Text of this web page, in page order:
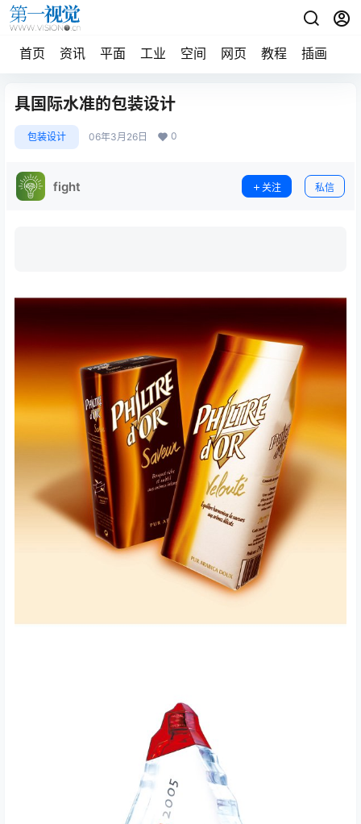
首页 资讯 平面 工业 空间 网页 教程 插画
具国际水准的包装设计
包装设计 06年3月26日 0
fight 关注 私信